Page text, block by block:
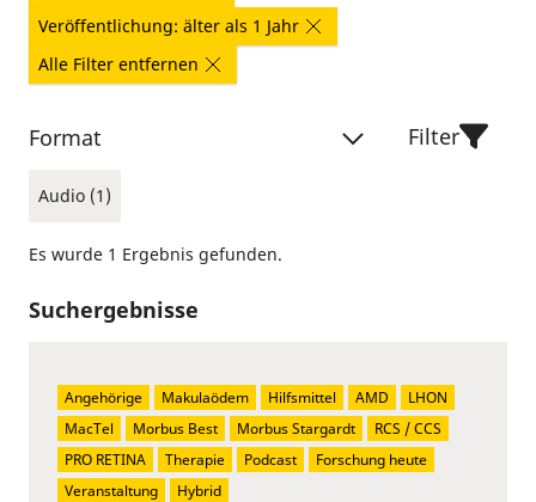
Veröffentlichung: älter als 1 Jahr
Alle Filter entfernen
Format
Audio (1)
Filter
Es wurde 1 Ergebnis gefunden.
Suchergebnisse
Angehörige Makulaödem Hilfsmittel AMD
LHON
MacTel
Morbus Best Morbus Stargardt
RCS / CCS
PRO RETINA
Therapie Podcast
Forschung heute
Veranstaltung
Hybrid